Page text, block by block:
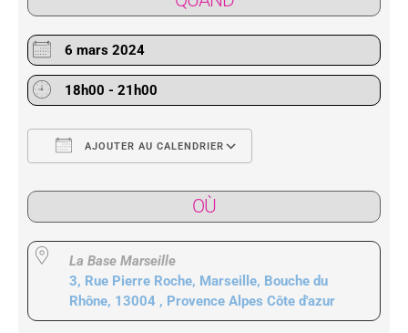
6 mars 2024
18h00 - 21h00
AJOUTER AU CALENDRIER
OÙ
La Base Marseille
3, Rue Pierre Roche, Marseille, Bouche du
Rhône, 13004 , Provence Alpes Côte d'azur